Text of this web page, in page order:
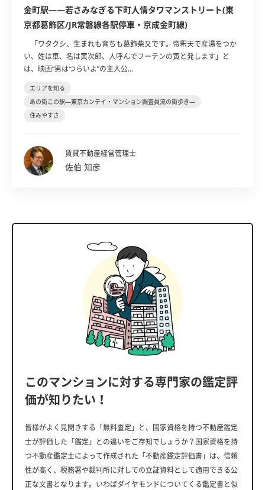
金町駅――若さみなぎる下町人情タワマンストリート(東
京都葛飾区/JR常磐線各駅停車・京成金町線)
「ワタクシ、生まれも育ちも葛飾柴又です。帝釈天で産湯をつか
い、姓は車、名は寅次郎、人呼んでフーテンの寅と発します」と
は、映画“男はつらいよ”の主人公...
エリアを知る
あの街この駅―東京カンテイ・マンション調査員流の街歩き―
住みやすさ
賃貸不動産経営管理士
佐伯 知彦
このマンションに対する専門家の鑑定評
価が知りたい！
皆様がよく見聞きする「無料査定」と、国家資格を持つ不動産鑑定
士が評価した「鑑定」との違いをご存知でしょうか？国家資格を持
つ不動産鑑定士によって作成された「不動産鑑定評価書」は、信頼
性が高く、税務署や裁判所に対しての立証資料として適用できる公
正な文書となります。いわばダイヤモンドについてくる鑑定書と似